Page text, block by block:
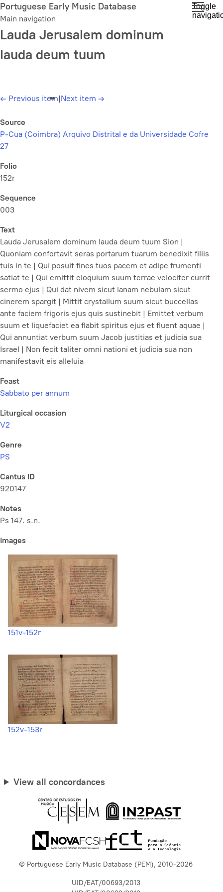
Skip
to
main
content
Portuguese Early Music Database
Main navigation
Toggle
Lauda Jerusalem dominum
lauda deum tuum
← Previous item|Next item →
Source
P-Cua (Coimbra) Arquivo Distrital e da Universidade Cofre
27
Folio
152r
Sequence
003
Text
Lauda Jerusalem dominum lauda deum tuum Sion |
Quoniam confortavit seras portarum tuarum benedixit filiis
tuis in te | Qui posuit fines tuos pacem et adipe frumenti
satiat te | Qui emittit eloquium suum terrae velociter currit
sermo ejus | Qui dat nivem sicut lanam nebulam sicut
cinerem spargit | Mittit crystallum suum sicut buccellas
ante faciem frigoris ejus quis sustinebit | Emittet verbum
suum et liquefaciet ea flabit spiritus ejus et fluent aquae |
Qui annuntiat verbum suum Jacob justitias et judicia sua
Israel | Non fecit taliter omni nationi et judicia sua non
manifestavit eis alleluia
Feast
Sabbato per annum
Liturgical occasion
V2
Genre
PS
Cantus ID
920147
Notes
Ps 147. s.n.
Images
151v-152r
152v-153r
View all concordances
© Portuguese Early Music Database (PEM), 2010-2026
UID/EAT/00693/2013